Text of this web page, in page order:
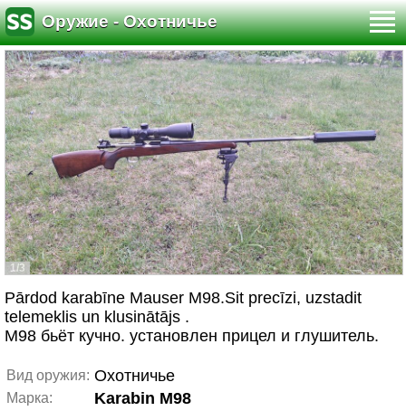
Оружие - Охотничье
1/3
Pārdod karabīne Mauser M98.Sit precīzi, uzstadit
telemeklis un klusinātājs .
М98 бьёт кучно. установлен прицел и глушитель.
Вид оружия: Охотничье
Марка: Karabin M98